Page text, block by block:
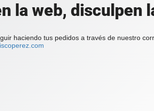
la web, disculpen
haciendo tus pedidos a través de nuestro